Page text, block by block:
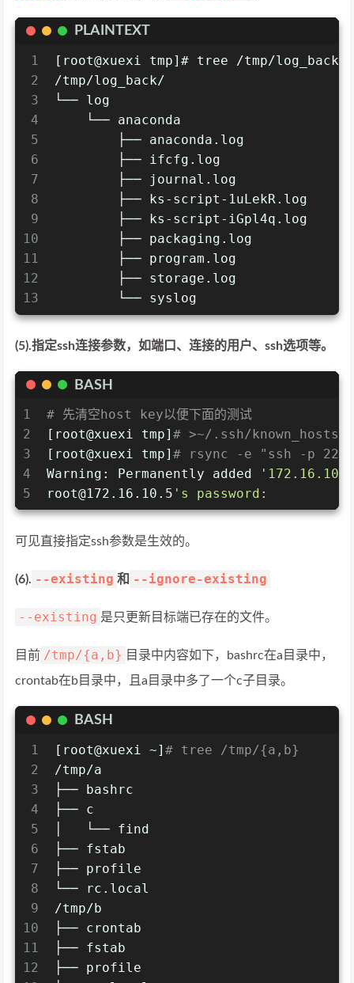
PLAINTEXT
1
2
3
4
5
6
7
8
9
10
11
12
13
[root@xuexi tmp]# tree /tmp/log_back/
/tmp/log_back/
└── log
    └── anaconda
        ├── anaconda.log
        ├── ifcfg.log
        ├── journal.log
        ├── ks-script-1uLekR.log
        ├── ks-script-iGpl4q.log
        ├── packaging.log
        ├── program.log
        ├── storage.log
        └── syslog
(5).指定ssh连接参数，如端口、连接的用户、ssh选项等。
BASH
1
2
3
4
5
# 先清空host key以便下面的测试
[root@xuexi tmp] # >~/.ssh/known_hosts
[root@xuexi tmp] # rsync -e "ssh -p 22 -
Warning: Permanently added
root@172.16.10.5 's password:
可见直接指定ssh参数是生效的。
(6). --existing 和 --ignore-existing
--existing 是只更新目标端已存在的文件。
目前 /tmp/{a,b} 目录中内容如下，bashrc在a目录中，
crontab在b目录中，且a目录中多了一个c子目录。
BASH
1
2
3
4
5
6
7
8
9
10
11
12
[root@xuexi ~] # tree /tmp/{a,b}
/tmp/a
├── bashrc
├── c
│   └── find
├── fstab
├── profile
└── rc.local
/tmp/b
├── crontab
├── fstab
├── profile